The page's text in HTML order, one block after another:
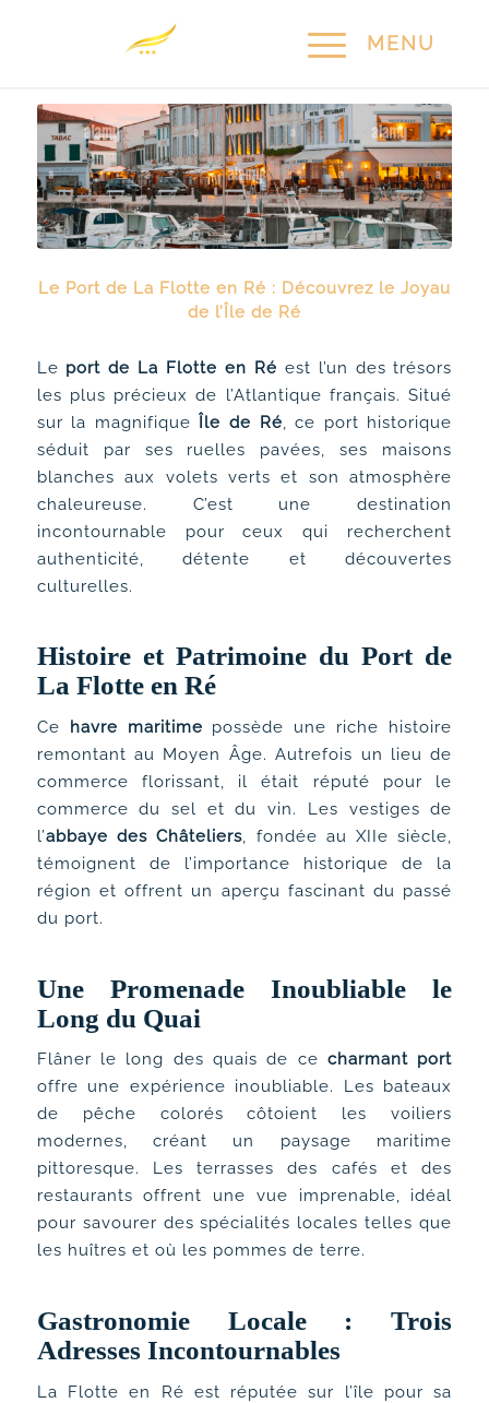
Le Port de La Flotte en Ré : Découvrez le Joyau
de l’Île de Ré
Le port de La Flotte en Ré est l’un des trésors
les plus précieux de l’Atlantique français. Situé
sur la magnifique Île de Ré, ce port historique
séduit par ses ruelles pavées, ses maisons
blanches aux volets verts et son atmosphère
chaleureuse. C’est une destination
incontournable pour ceux qui recherchent
authenticité, détente et découvertes
culturelles.
Histoire et Patrimoine du Port de
La Flotte en Ré
Ce havre maritime possède une riche histoire
remontant au Moyen Âge. Autrefois un lieu de
commerce florissant, il était réputé pour le
commerce du sel et du vin. Les vestiges de
l’abbaye des Châteliers, fondée au XIIe siècle,
témoignent de l’importance historique de la
région et offrent un aperçu fascinant du passé
du port.
Une Promenade Inoubliable le
Long du Quai
Flâner le long des quais de cecharmant port
offre une expérience inoubliable. Les bateaux
de pêche colorés côtoient les voiliers
modernes, créant un paysage maritime
pittoresque. Les terrasses des cafés et des
restaurants offrent une vue imprenable, idéal
pour savourer des spécialités locales telles que
les huîtres et où les pommes de terre.
Gastronomie Locale : Trois
Adresses Incontournables
La Flotte en Ré est réputée sur l’île pour sa